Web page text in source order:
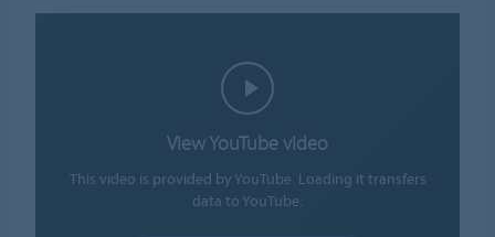
View YouTube video
This video is provided by YouTube. Loading it transfers
data to YouTube.